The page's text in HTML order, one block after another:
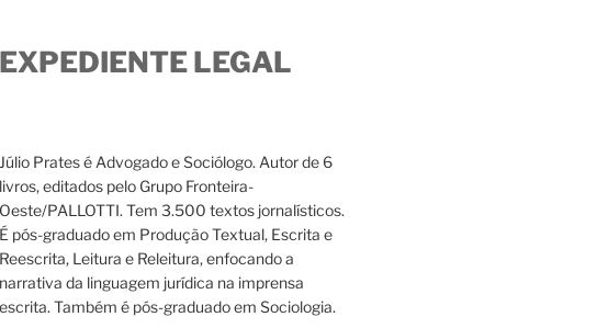
EXPEDIENTE LEGAL
Júlio Prates é Advogado e Sociólogo. Autor de 6
livros, editados pelo Grupo Fronteira-
Oeste/PALLOTTI. Tem 3.500 textos jornalísticos.
É pós-graduado em Produção Textual, Escrita e
Reescrita, Leitura e Releitura, enfocando a
narrativa da linguagem jurídica na imprensa
escrita. Também é pós-graduado em Sociologia.